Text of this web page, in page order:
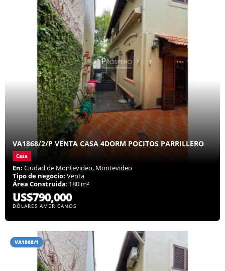
VA1868/2/P VENTA CASA 4DORM POCITOS PARRILLERO
Casa
En: Ciudad de Montevideo, Montevideo
Tipo de negocio: Venta
Área Construida: 180 m²
US$790,000
DÓLARES AMERICANOS
VA1868/1